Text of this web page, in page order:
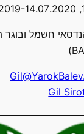
חשמל ובוגר
Gil